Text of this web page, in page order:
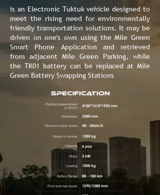
is an Electronic Tuktuk vehicle designed to
meet the rising need for environmentally
friendly transportation solutions. It may be
driven on one's own using the Mile Green
Smart Phone Application and retrieved
from adjacent Mile Green Parking, while
the TK01 battery can be replaced at Mile
Green Battery Swapping Stations